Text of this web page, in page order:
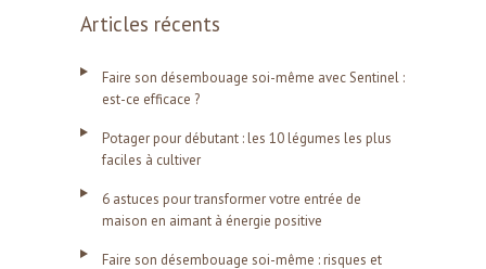
Articles récents
Faire son désembouage soi-même avec Sentinel :
est-ce efficace ?
Potager pour débutant : les 10 légumes les plus
faciles à cultiver
6 astuces pour transformer votre entrée de
maison en aimant à énergie positive
Faire son désembouage soi-même : risques et